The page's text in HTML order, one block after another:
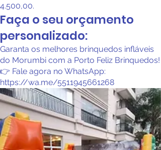
4.500,00.
Faça o seu orçamento
personalizado:
Garanta os melhores brinquedos infláveis
do Morumbi com a Porto Feliz Brinquedos!
👉 Fale agora no WhatsApp:
https://wa.me/5511945661268